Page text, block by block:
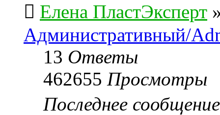
Елена ПластЭксперт
Административный/
13 Ответы
462655 Просмотры
Последнее